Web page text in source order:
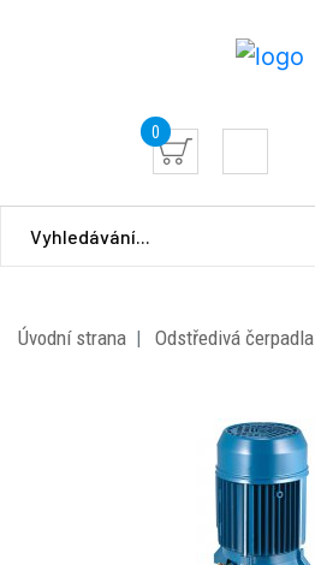
0
Úvodní strana Odstředivá čerpadla